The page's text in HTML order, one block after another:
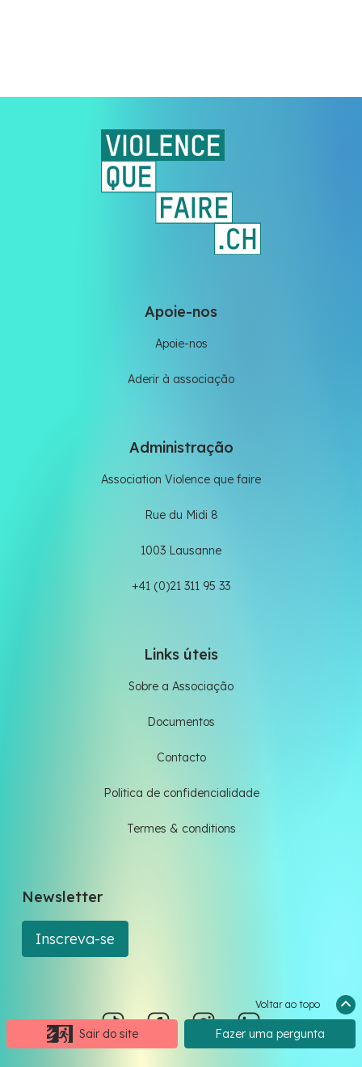
Sair do site Fazer uma pergunta
Voltar ao topo
Apoie-nos
Apoie-nos
Aderir à associação
Administração
Association Violence que faire
Rue du Midi 8
1003 Lausanne
+41 (0)21 311 95 33
Links úteis
Sobre a Associação
Documentos
Contacto
Politica de confidencialidade
Termes & conditions
Newsletter
Inscreva-se